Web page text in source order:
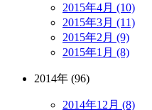
2015年4月 (10)
2015年3月 (11)
2015年2月 (9)
2015年1月 (8)
2014年 (96)
2014年12月 (8)